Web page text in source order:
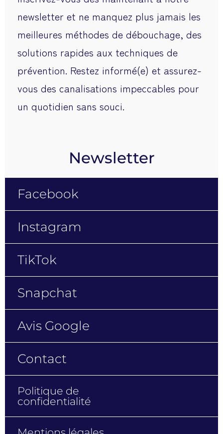
meilleures méthodes de débouchage, des
solutions rapides aux techniques de
prévention. Restez informé(e) et assurez-
vous des canalisations impeccables pour
un quotidien sans souci.
Facebook
Instagram
TikTok
Snapchat
Avis Google
Contact
Politique de
confidentialité
Mentions légales